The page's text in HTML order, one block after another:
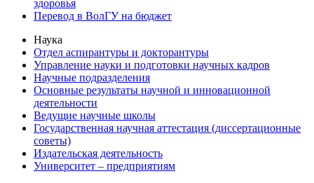
здоровья
Перевод в ВолГУ на бюджет
Наука
Отдел аспирантуры и докторантуры
Управление науки и подготовки научных кадров
Научные подразделения
Основные результаты научной и инновационной
деятельности
Ведущие научные школы
Государственная научная аттестация (диссертационные
советы)
Издательская деятельность
Университет – предприятиям